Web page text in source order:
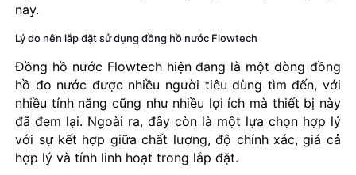
nay.
Lý do nên lắp đặt sử dụng đồng hồ nước Flowtech
Đồng hồ nước Flowtech hiện đang là một dòng đồng
hồ đo nước được nhiều người tiêu dùng tìm đến, với
nhiều tính năng cũng như nhiều lợi ích mà thiết bị này
đã đem lại. Ngoài ra, đây còn là một lựa chọn hợp lý
với sự kết hợp giữa chất lượng, độ chính xác, giá cả
hợp lý và tính linh hoạt trong lắp đặt.